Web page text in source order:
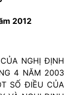
2012
NGHỊ ĐỊNH
4 NĂM 2003
SỐ ĐIỀU CỦA